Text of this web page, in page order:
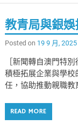
教青局與銀
Posted on 19 9 月, 2025
［新聞轉自澳門
積極拓展企業與學
任，協助推動親職教
READ MORE